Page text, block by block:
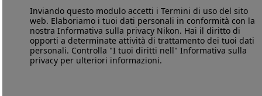
Inviando questo modulo accetti iTermini di uso del sito
web. Elaboriamo i tuoi dati personali in conformità con la
nostraInformativa sulla privacy Nikon. Hai il diritto di
opporti a determinate attività di trattamento dei tuoi dati
personali. Controlla "I tuoi diritti nell" Informativa sulla
privacy per ulteriori informazioni.